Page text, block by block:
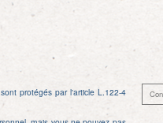
protégés par l'article L.122-4